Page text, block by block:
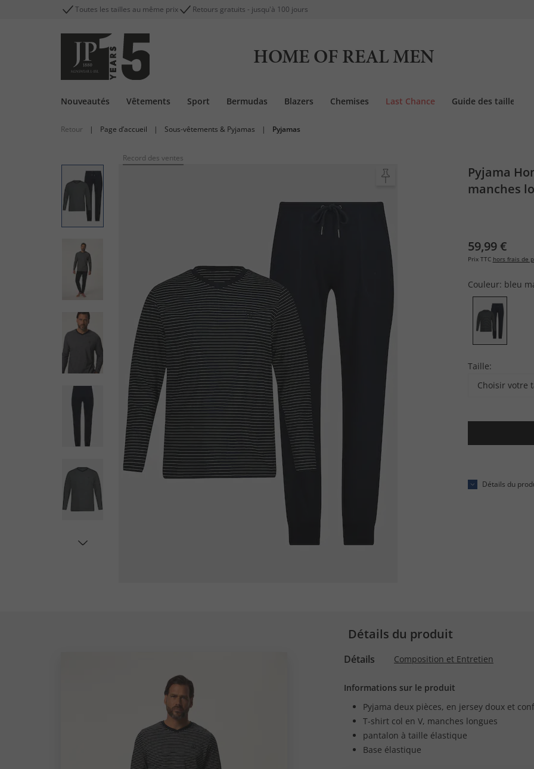
Toutes les tailles au même prix Retours gratuits - jusqu'à 100 jours
HOME OF REAL MEN
Nouveautés Vêtements Sport Bermudas Blazers Chemises Last Chance Guide des tailles
Retour | Page d’accueil | Sous-vêtements & Pyjamas | Pyjamas
Record des ventes
Pyjama
manches
59,99 €
Prix TTC hors frais de
Couleur: bleu
Taille:
Choisir votre
Détails du
Détails du produit
Détails Composition et Entretien
Informations sur le produit
Pyjama deux pièces, en jersey doux et
T-shirt col en V, manches longues
pantalon à taille élastique
Base élastique